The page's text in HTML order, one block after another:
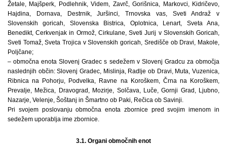
Žetale, Majšperk, Podlehnik, Videm, Zavrč, Gorišnica, Markovci, Kidričevo,
Hajdina, Dornava, Destrnik, Juršinci, Trnovska vas, Sveti Andraž v
Slovenskih goricah, Slovenska Bistrica, Oplotnica, Lenart, Sveta Ana,
Benedikt, Cerkvenjak in Ormož, Cirkulane, Sveti Jurij v Slovenskih Goricah,
Sveti Tomaž, Sveta Trojica v Slovenskih goricah, Središče ob Dravi, Makole,
Poljčane;
– območna enota Slovenj Gradec s sedežem v Slovenj Gradcu za območja
naslednjih občin: Slovenj Gradec, Mislinja, Radlje ob Dravi, Muta, Vuzenica,
Ribnica na Pohorju, Podvelka, Ravne na Koroškem, Črna na Koroškem,
Prevalje, Mežica, Dravograd, Mozirje, Solčava, Luče, Gornji Grad, Ljubno,
Nazarje, Velenje, Šoštanj in Šmartno ob Paki, Rečica ob Savinji.
Pri svojem poslovanju območna enota zbornice pred svojim imenom in
sedežem uporablja ime zbornice.
3.1. Organi območnih enot